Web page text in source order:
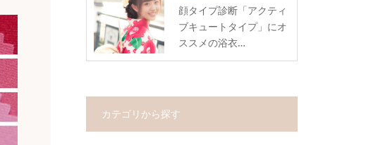
顔タイプ診断「アクティ
ブキュートタイプ」にオ
ススメの浴衣…
カテゴリから探す